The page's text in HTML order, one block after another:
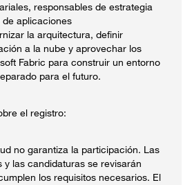
responsables de estrategia
de aplicaciones
la arquitectura, definir
a la nube y aprovechar los
Fabric para construir un entorno
para el futuro.
el registro:
no garantiza la participación. Las
y las candidaturas se revisarán
los requisitos necesarios. El